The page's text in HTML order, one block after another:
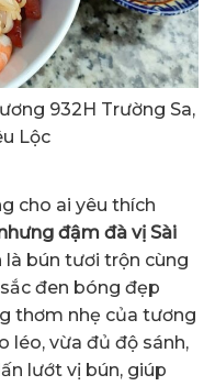
932H Trường Sa,
Lộc
cho ai yêu thích
đậm đà vị Sài
là bún tươi trộn cùng
đen bóng đẹp
thơm nhẹ của tương
léo, vừa đủ độ sánh,
lướt vị bún, giúp